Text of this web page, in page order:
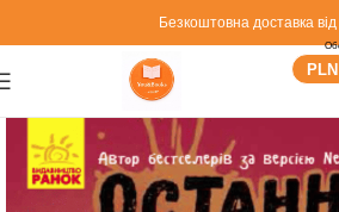
Безкоштовна доставка від
PLN